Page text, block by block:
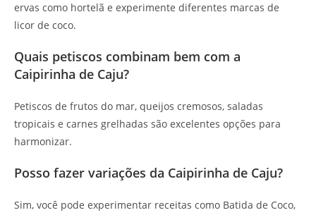
ervas como hortelã e experimente diferentes marcas de
licor de coco.
Quais petiscos combinam bem com a
Caipirinha de Caju?
Petiscos de frutos do mar, queijos cremosos, saladas
tropicais e carnes grelhadas são excelentes opções para
harmonizar.
Posso fazer variações da Caipirinha de Caju?
Sim, você pode experimentar receitas como Batida de Coco,